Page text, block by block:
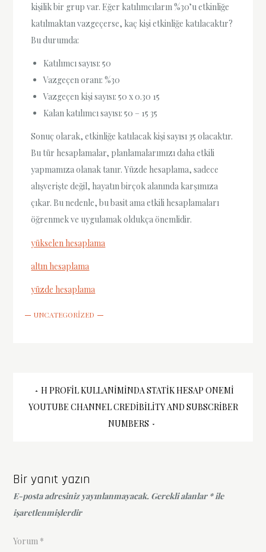
kişilik bir grup var. Eğer katılımcıların %30’u etkinliğe
katılmaktan vazgeçerse, kaç kişi etkinliğe katılacaktır?
Bu durumda:
Katılımcı sayısı: 50
Vazgeçen oranı: %30
Vazgeçen kişi sayısı: 50 x 0.30 15
Kalan katılımcı sayısı: 50 – 15 35
Sonuç olarak, etkinliğe katılacak kişi sayısı 35 olacaktır.
Bu tür hesaplamalar, planlamalarımızı daha etkili
yapmamıza olanak tanır. Yüzde hesaplama, sadece
alışverişte değil, hayatın birçok alanında karşımıza
çıkar. Bu nedenle, bu basit ama etkili hesaplamaları
öğrenmek ve uygulamak oldukça önemlidir.
yükselen hesaplama
altın hesaplama
yüzde hesaplama
UNCATEGORIZED
Yazı
gezinmesi
H PROFIL KULLANIMINDA STATIK HESAP ONEMI
YOUTUBE CHANNEL CREDIBILITY AND SUBSCRIBER
NUMBERS
Bir yanıt yazın
E-posta adresiniz yayınlanmayacak. Gerekli alanlar *ile
işaretlenmişlerdir
Yorum *